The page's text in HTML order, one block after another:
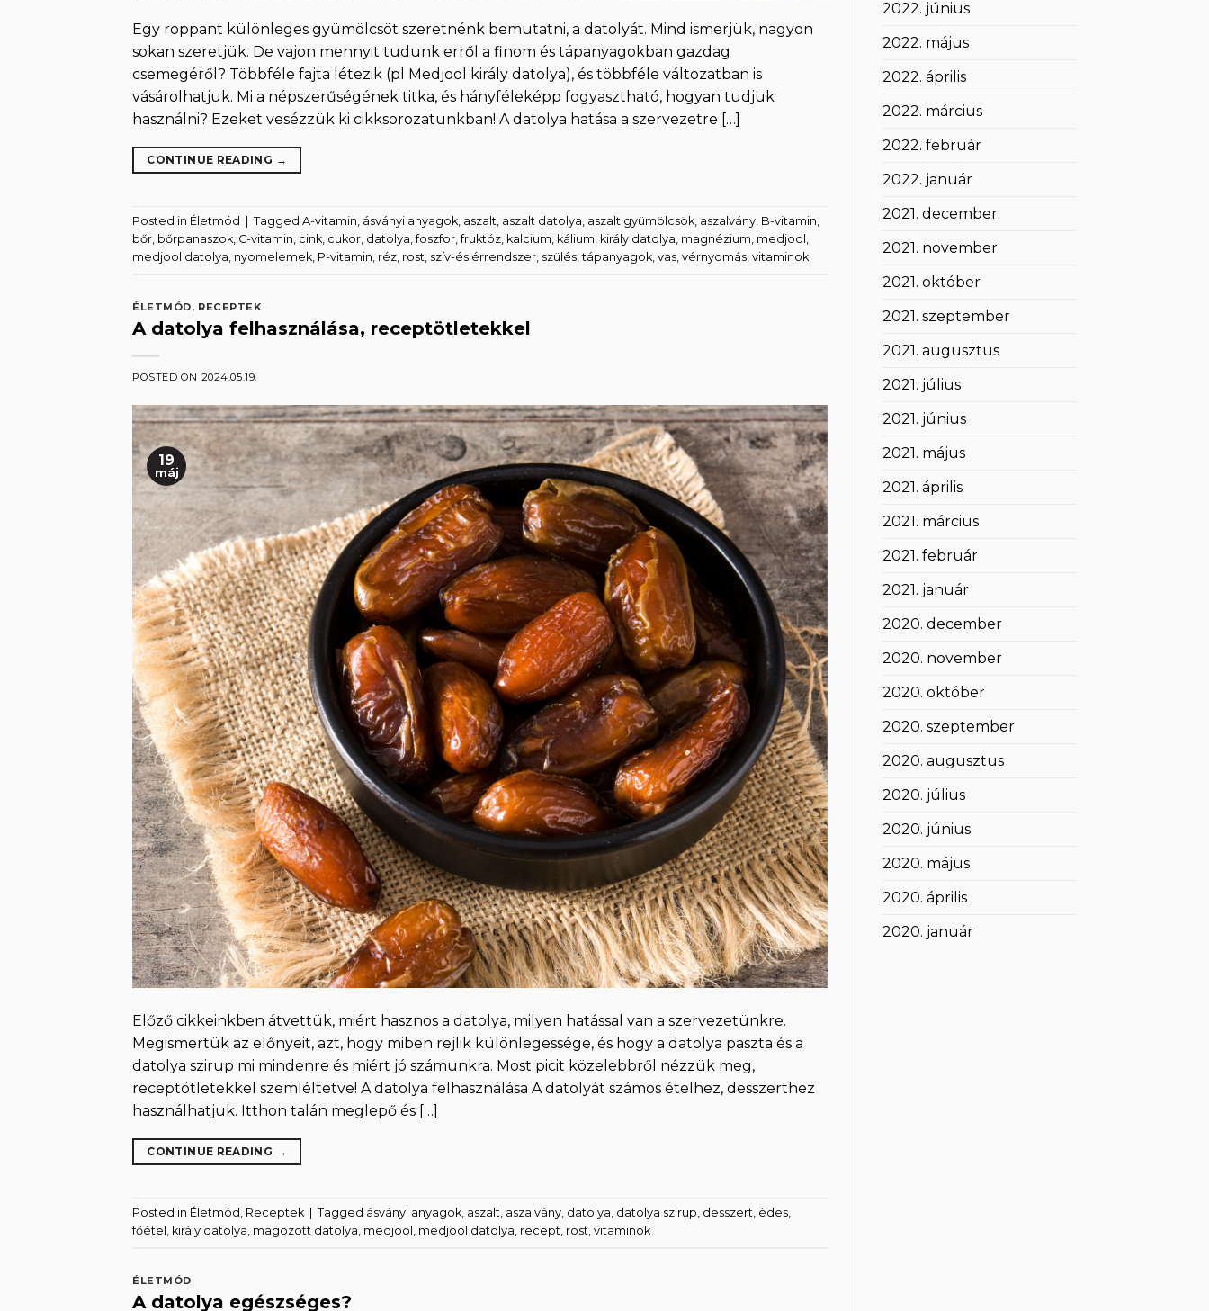
Egy roppant különleges gyümölcsöt szeretnénk bemutatni, a datolyát. Mind ismerjük, nagyon
sokan szeretjük. De vajon mennyit tudunk erről a finom és tápanyagokban gazdag
csemegéről? Többféle fajta létezik (pl Medjool király datolya), és többféle változatban is
vásárolhatjuk. Mi a népszerűségének titka, és hányféleképp fogyasztható, hogyan tudjuk
használni? Ezeket vesézzük ki cikksorozatunkban! A datolya hatása a szervezetre […]
CONTINUE READING →
Posted in Életmód Tagged A-vitamin ásványi anyagok aszalt aszalt datolya aszalt gyümölcsök aszalvány B-vitamin
bőr bőrpanaszok C-vitamin cink cukor datolya ,foszfor ,fruktóz kalcium kálium király datolya magnézium medjool
medjool datolya nyomelemek P-vitamin réz rost szív-és érrendszer szülés ,tápanyagok vas vérnyomás vitaminok
ÉLETMÓD, RECEPTEK
A datolya felhasználása, receptötletekkel
POSTED ON 2024.05.19.
19
máj
Előző cikkeinkben átvettük, miért hasznos a datolya, milyen hatással van a szervezetünkre.
Megismertük az előnyeit, azt, hogy miben rejlik különlegessége, és hogy a datolya paszta és a
datolya szirup mi mindenre és miért jó számunkra. Most picit közelebbről nézzük meg,
receptötletekkel szemléltetve! A datolya felhasználása A datolyát számos ételhez, desszerthez
használhatjuk. Itthon talán meglepő és […]
CONTINUE READING →
Posted in Életmód , Receptek Tagged ásványi anyagok, aszalt, aszalvány, datolya, datolya szirup, desszert, édes,
főétel , király datolya, magozott datolya, medjool , medjool datolya, recept, rost, vitaminok
ÉLETMÓD
A datolya egészséges?
2022. június
2022. május
2022. április
2022. március
2022. február
2022. január
2021. december
2021. november
2021. október
2021. szeptember
2021. augusztus
2021. július
2021. június
2021. május
2021. április
2021. március
2021. február
2021. január
2020. december
2020. november
2020. október
2020. szeptember
2020. augusztus
2020. július
2020. június
2020. május
2020. április
2020. január